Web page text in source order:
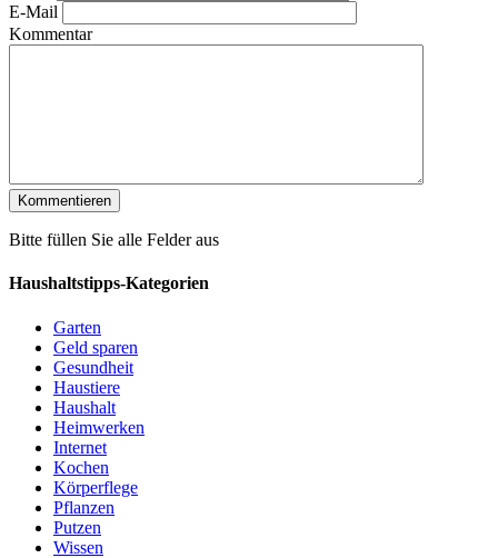
E-Mail
Kommentar
Bitte füllen Sie alle Felder aus
Haushaltstipps-Kategorien
Garten
Geld sparen
Gesundheit
Haustiere
Haushalt
Heimwerken
Internet
Kochen
Körperflege
Pflanzen
Putzen
Wissen